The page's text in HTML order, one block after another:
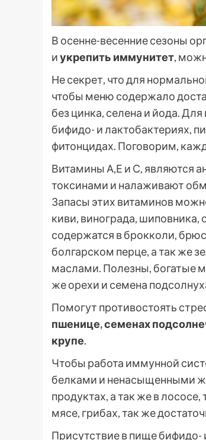
В осенне-весенние сезоны
иукрепить иммунитет,
Не секрет, что для
чтобы меню содержало
без цинка, селена и йода.
бифидо- и лактобактериях,
фитонцидах. Поговорим,
Витамины А,Е и С, являются
токсинами и налаживают
Запасы этих витаминов
киви, винограда,
содержатся в брокколи,
болгарском перце, а так же
маслами. Полезны, богатые
же орехи и семена
Помогут противостоять
пшенице, семенах
крупе.
Чтобы работа иммунной
белками и ненасыщенными
продуктах, а так же в
мясе, грибах, так же
Присутствие в пище бифидо-